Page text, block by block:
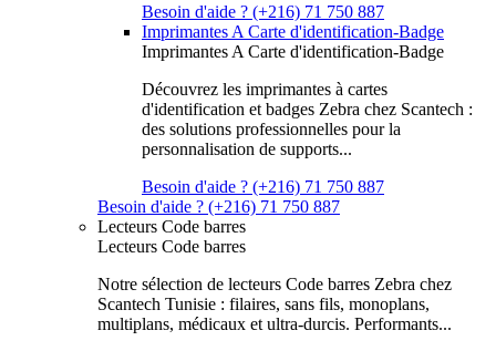
Besoin d'aide ? (+216) 71 750 887
Imprimantes A Carte d'identification-Badge
Imprimantes A Carte d'identification-Badge
Découvrez les imprimantes à cartes
d'identification et badges Zebra chez Scantech :
des solutions professionnelles pour la
personnalisation de supports...
Besoin d'aide ? (+216) 71 750 887
Besoin d'aide ? (+216) 71 750 887
Lecteurs Code barres
Lecteurs Code barres
Notre sélection de lecteurs Code barres Zebra chez
Scantech Tunisie : filaires, sans fils, monoplans,
multiplans, médicaux et ultra-durcis. Performants...